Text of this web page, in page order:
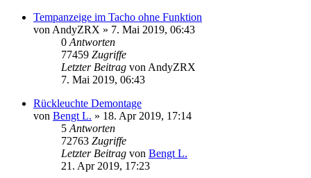
Tempanzeige im Tacho ohne Funktion
von AndyZRX » 7. Mai 2019, 06:43
0 Antworten
77459 Zugriffe
Letzter Beitrag von AndyZRX
7. Mai 2019, 06:43
Rückleuchte Demontage
von Bengt L. » 18. Apr 2019, 17:14
5 Antworten
72763 Zugriffe
Letzter Beitrag von Bengt L.
21. Apr 2019, 17:23